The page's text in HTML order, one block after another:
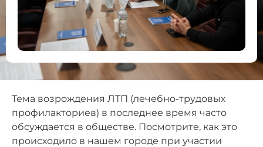
Тема возрождения ЛТП (лечебно-трудовых
профилакториев) в последнее время часто
обсуждается в обществе. Посмотрите, как это
происходило в нашем городе при участии